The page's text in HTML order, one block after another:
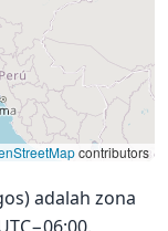
contributors
adalah zona